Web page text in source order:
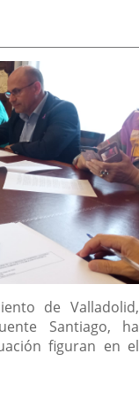
aplicación
externa.
de Valladolid,
Santiago, ha
figuran en el